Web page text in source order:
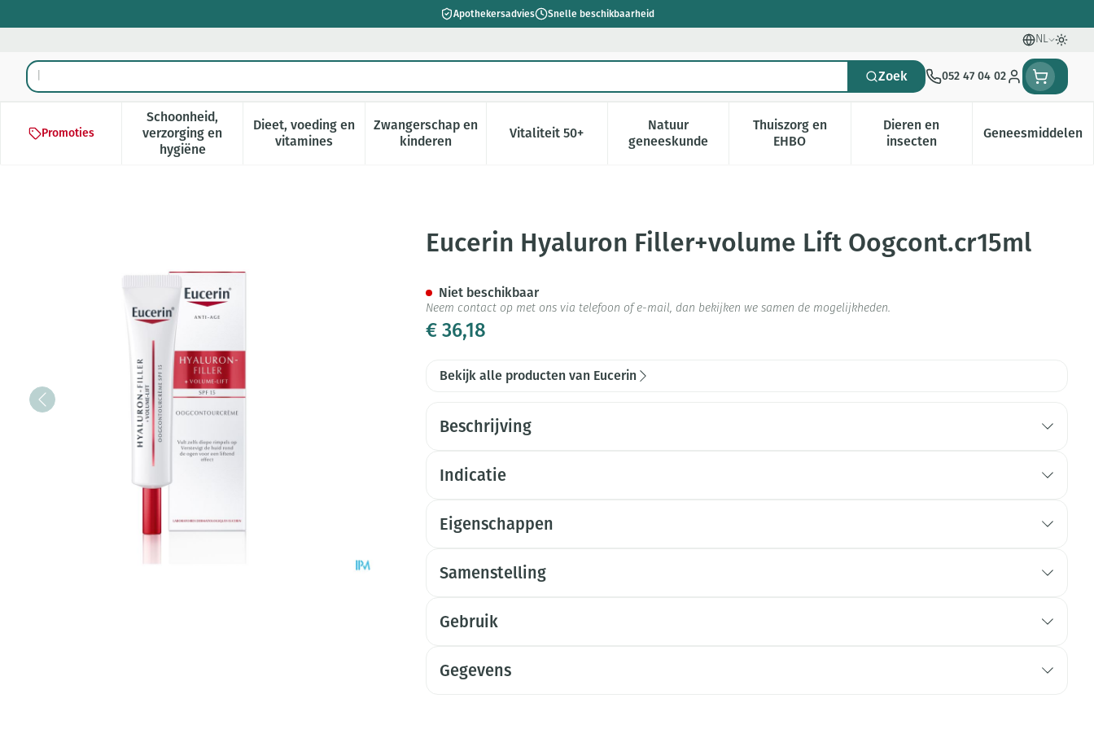
Apothekersadvies Snelle beschikbaarheid
NL
Talen
Product, merk, categorie... Zoek 052 47 04 02
Klant menu
Promoties
Schoonheid,
verzorging en
hygiëne
Toon submenu voor Schoonheid, verzorging en hygiëne categorie
Dieet, voeding en
vitaminesToon submenu voor Dieet, voeding en vitamines categorie
Zwangerschap en
kinderenToon submenu voor Zwangerschap en kinderen categorie
Vitaliteit 50+Toon submenu voor Vitaliteit 50+ categorie
Natuur
geneeskundeToon submenu voor Natuur geneeskunde categorie
Thuiszorg en
EHBOToon submenu voor Thuiszorg en EHBO categorie
Dieren en
insectenToon submenu voor Dieren en
Geneesmiddelen
Toon
Eucerin Hyaluron Filler+volume Lift Oogcont.cr15mlEucerin Hyaluron Filler+volume Lift Oogcont.cr15ml
€ 36,18
Niet beschikbaar
Neem contact op met ons via telefoon of e-mail, dan bekijken we samen de mogelijkheden.
Bekijk alle producten van Eucerin
Beschrijving
Indicatie
Eigenschappen
Samenstelling
Gebruik
Gegevens